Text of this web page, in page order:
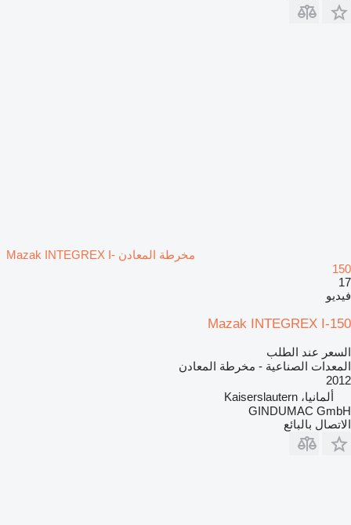
مخرطة المعادن Mazak INTEGREX I-
150
17
فيديو
Mazak INTEGREX I-150
السعر عند الطلب
المعدات الصناعية - مخرطة المعادن
2012
ألمانيا، Kaiserslautern
GINDUMAC GmbH
الاتصال بالبائع